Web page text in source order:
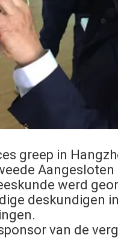
greep in
werd
deskundigen
van de